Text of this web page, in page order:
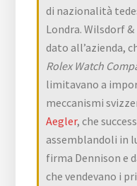
di nazionalità
Londra. Wilsdorf
dato all’azienda,
Rolex Watch
limitavano a
meccanismi
Aegler, che
assemblandoli in
firma Dennison e
che vendevano i